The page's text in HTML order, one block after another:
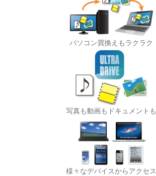
パソコン買換えもラクラク
写真も動画もドキュメントも
様々なデバイスからアクセス